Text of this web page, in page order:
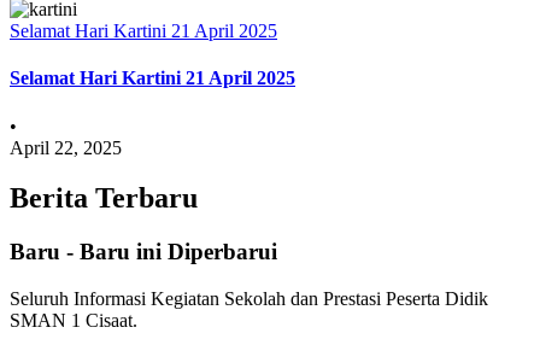
Selamat Hari Kartini 21 April 2025
Selamat Hari Kartini 21 April 2025
•
April 22, 2025
Berita Terbaru
Baru - Baru ini Diperbarui
Seluruh Informasi Kegiatan Sekolah dan Prestasi Peserta Didik
SMAN 1 Cisaat.